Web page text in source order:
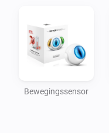
Bewegingssensor